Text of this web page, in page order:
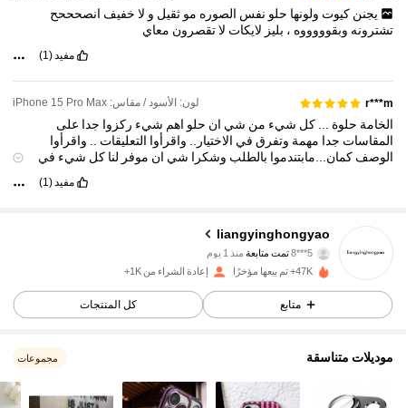
يجنن كيوت ولونها حلو نفس الصوره مو ثقيل و لا خفيف انصحححح
تشترونه وبقوووووه ، بليز لايكات لاتقصرون معاي
مفيد(1)
r***m لون: الأسود / مقاس: iPhone 15 Pro Max
الخامة حلوة ...كل شيء من شي ان حلو اهم شيء ركزوا جدا على
المقاسات جدا مهمة وتفرق في الاختيار.. واقرأوا التعليقات .. واقرأوا
الوصفكمان...مابتندموا بالطلب وشكرا شي ان موفر لناكل شيء في
مفيد(1)
liangyinghongyao
5***8 تمت متابعةمنذ 1 يوم
F***oتتصفح
4.79
218 متابعون
4.79 218 متابعون
47K+ تم بيعها مؤخرًا إعادة الشراء من 1K+
متابع كل المنتجات
موديلات متناسقة مجموعات